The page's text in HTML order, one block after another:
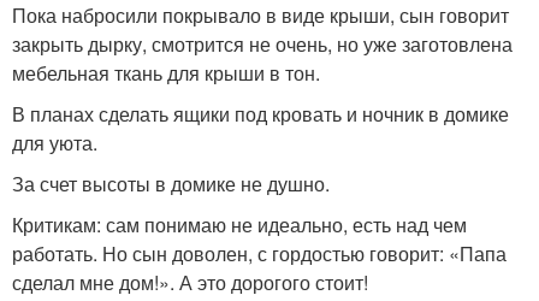
Пока набросили покрывало в виде крыши, сын говорит
закрыть дырку, смотрится не очень, но уже заготовлена
мебельная ткань для крыши в тон.
В планах сделать ящики под кровать и ночник в домике
для уюта.
За счет высоты в домике не душно.
Критикам: сам понимаю не идеально, есть над чем
работать. Но сын доволен, с гордостью говорит: «Папа
сделал мне дом!». А это дорогого стоит!